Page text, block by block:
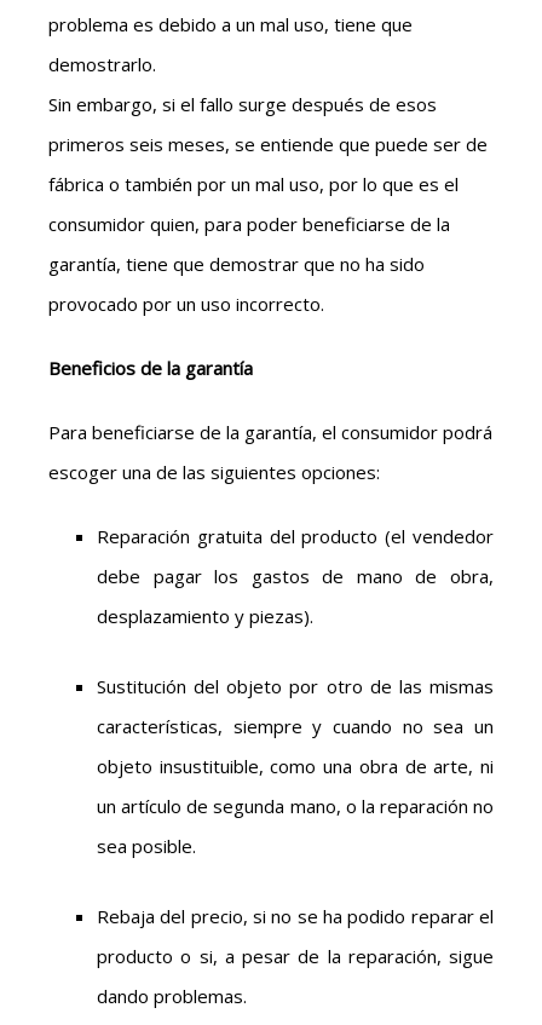
problema es debido a un mal uso, tiene que
demostrarlo.
Sin embargo, si el fallo surge después de esos
primeros seis meses, se entiende que puede ser de
fábrica o también por un mal uso, por lo que es el
consumidor quien, para poder beneficiarse de la
garantía, tiene que demostrar que no ha sido
provocado por un uso incorrecto.
Beneficios de la garantía
Para beneficiarse de la garantía, el consumidor podrá
escoger una de las siguientes opciones:
Reparación gratuita del producto (el vendedor
debe pagar los gastos de mano de obra,
desplazamiento y piezas).
Sustitución del objeto por otro de las mismas
características, siempre y cuando no sea un
objeto insustituible, como una obra de arte, ni
un artículo de segunda mano, o la reparación no
sea posible.
Rebaja del precio, si no se ha podido reparar el
producto o si, a pesar de la reparación, sigue
dando problemas.